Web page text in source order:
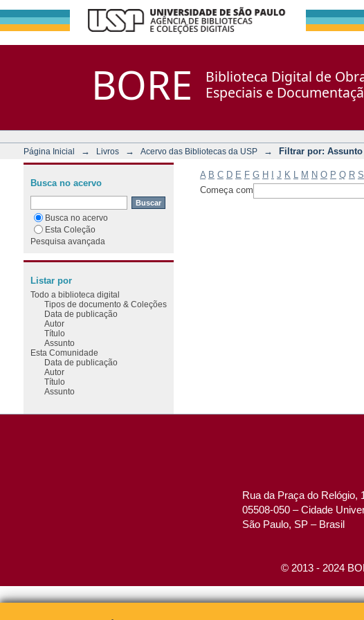
BORE
Biblioteca Digital de
Especiais e
Página Inicial → Livros → Acervo das Bibliotecas da USP → Filtrar por: Assunto
A B C D E F G H J K M N O P Q R S
Começa com
Busca no acervo
Busca no acervo
Esta Coleção
Pesquisa avançada
Listar por
Todo a biblioteca digital
Tipos de documento & Coleções
Data de publicação
Autor
Título
Assunto
Esta Comunidade
Data de publicação
Autor
Título
Assunto
Rua da Praça do Relógio,
05508-050 – Cidade
São Paulo, SP – Brasil
© 2013 - 2024